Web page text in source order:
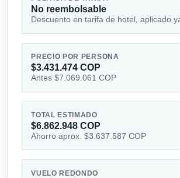
No reembolsable
Descuento en tarifa de hotel, aplicado
PRECIO POR PERSONA
$3.431.474 COP
Antes $7.069.061 COP
TOTAL ESTIMADO
$6.862.948 COP
Ahorro aprox. $3.637.587 COP
VUELO REDONDO